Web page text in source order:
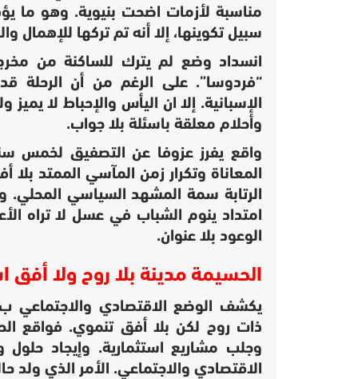
مناسبة لأزمات اضحت بنيوية. وهو ما
سبيل تكوينها، إلا أنه تم تركها للإهمال
انسداد وضع لم يترك للساكنة من
“فردوسا”. على الرغم من أن
الإسبانية. إلا ان اليأس والإحباط لا
وأحلام معلقة باسئلة بلا جواب.
واقع يفرز عزوفا عن التصفيق لخمس
المعاناة وتكرار زمن المآسي الممتد
الرتابة سمة المشهد السياسي المحلي.
امتداد ينوم الشباب في عسل لا تراه
الوعود بلا عنوان.
الحسيمة مدينة بلا روح ولا أفق
يكشف الوضع الاقتصادي والاجتماعي
ذات روح لكن بلا أفق تنموي. فواقع
وجلب مشاريع استثمارية. وإيجاد
الاقتصادي والاجتماعي. الأمر الذي ولد